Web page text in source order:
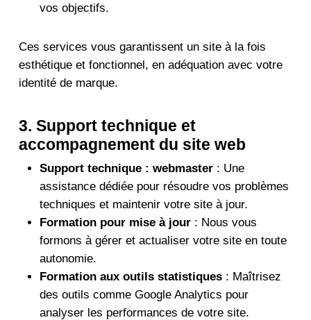
vos objectifs.
Ces services vous garantissent un site à la fois
esthétique et fonctionnel, en adéquation avec votre
identité de marque.
3. Support technique et
accompagnement du site web
Support technique : webmaster: Une
assistance dédiée pour résoudre vos problèmes
techniques et maintenir votre site à jour.
Formation pour mise à jour: Nous vous
formons à gérer et actualiser votre site en toute
autonomie.
Formation aux outils statistiques: Maîtrisez
des outils comme Google Analytics pour
analyser les performances de votre site.